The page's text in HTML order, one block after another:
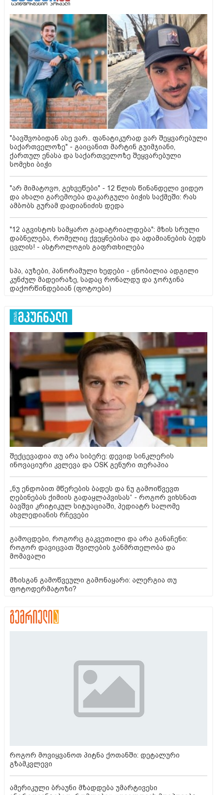
"ბავშვობიდან ასე ვარ.. ფანატიკურად ვარ შეყვარებული
საქართველოზე" - გაიცანით მარტინ გუიმჯიანი,
ქართულ ენასა და საქართველოზე შეყვარებული
სომეხი ბიჭი
"არ მიმატოვო, გეხვეწები" - 12 წლის წინანდელი ვიდეო
და ახალი გარემოება დაკარგული ბიჭის საქმეში: რას
ამბობს გურამ დადიანიძის დედა
"12 აგვისტოს სამყარო გადატრიალდება": მზის სრული
დაბნელება, რომელიც ქვეყნებისა და ადამიანების ბედს
ცვლის! - ასტროლოგის გაფრთხილება
სპა, აუზები, პანორამული ხედები - ცნობილია ადგილი
კუნძულ მადეირაზე, სადაც რონალდუ და ჯორჯინა
დაქორწინდებიან (ფოტოები)
შექცევადია თუ არა სიბერე: დევიდ სინკლერის
ინოვაციური კვლევა და OSK გენური თერაპია
„ნუ ენდობით მწერების ბადეს და ნუ გამოიწვევთ
ღებინებას ქიმიის გადაყლაპვისას“ - როგორ ვიხსნათ
ბავშვი კრიტიკულ სიტუაციაში, პედიატრ სალომე
ახვლედიანის რჩევები
გამოცდები, როგორც გაკვეთილი და არა განაჩენი:
როგორ დავიცვათ შვილების ჯანმრთელობა და
მომავალი
მზისგან გამოწვეული გამონაყარი: ალერგია თუ
ფოტოდერმატოზი?
როგორ მოვიყვანოთ პიტნა ქოთანში: დეტალური
გზამკვლევი
ამერიკული ბრაუნი მზადდება უმარტივესი